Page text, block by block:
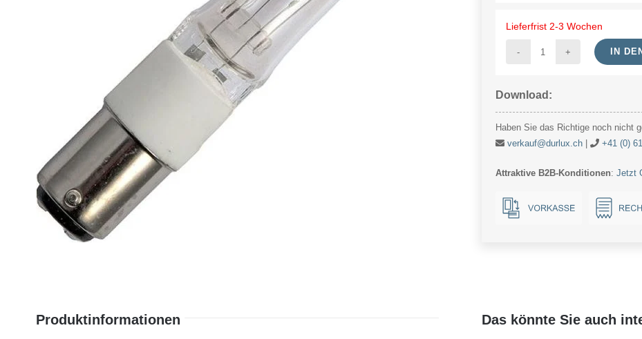
Lieferfrist 2-3 Wochen
Eco
53W
Ba15d
IN
Download:
Haben Sie das Richtige noch nicht
verkauf@durlux.ch| +41 (0)
Attraktive B2B-Konditionen: Jetzt
Produktinformationen Das könnte Sie auch